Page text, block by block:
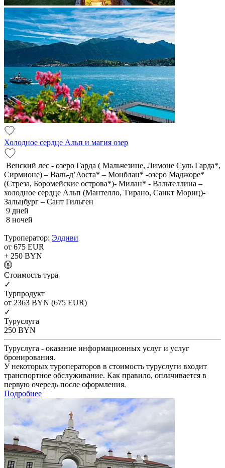
Холодное сердце Альп и магия озер
Венский лес - озеро Гарда ( Мальчезине, Лимоне Суль Гарда*,
Сирмионе) – Валь-д’Аоста* – Монблан* -озеро Маджоре*
(Стреза, Боромейские острова*)- Милан* - Вальтеллина –
холодное сердце Альп (Мантелло, Тирано, Санкт Мориц)-
Зальцбург – Сант Гильген
9 дней
8 ночей
Туроператор: Элдиви
от 675 EUR
+ 250 BYN
Cтоимость тура
✓
Турпродукт
от 2363 BYN (675 EUR)
✓
Туруслуга
250 BYN
Туруслуга - оказание информационных услуг и услуг
бронирования.
У некоторых туроператоров в стоимость туруслуги входит
транспортное обслуживание. Как правило, оплачивается в
первую очередь после оформления.
Подробнее